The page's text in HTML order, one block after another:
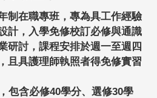
制在職專班， 專為具工作經驗
計，入學免修校訂必修與通識
研討，課程安排於週一至週四
且具護理師執照者得免修實習
包含必修40學分、選修30學